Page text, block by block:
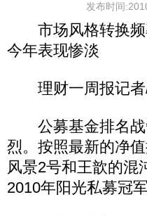
发布时间
市场风格转换频
今年表现惨淡
理财一周报记者
公募基金排名战
烈。按照最新的净
风景2号和王歆的混
2010年阳光私募冠军